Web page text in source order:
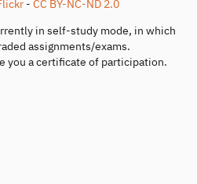
- CC BY-NC-ND 2.0
in self-study mode, in which
assignments/exams.
you a certificate of participation.